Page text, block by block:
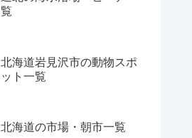
覧
北海道岩見沢市の動物スポ
ット一覧
北海道の市場・朝市一覧